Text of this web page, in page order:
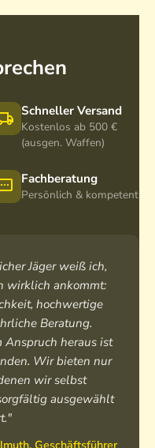
Schneller Versand
Kostenlos ab 500 €
(ausgen. Waffen)
Fachberatung
Persönlich & kompetent
Jäger weiß ich,
wirklich ankommt:
hochwertige
Beratung.
Anspruch heraus ist
Wir bieten nur
wir selbst
ausgewählt
Geschäftsführer